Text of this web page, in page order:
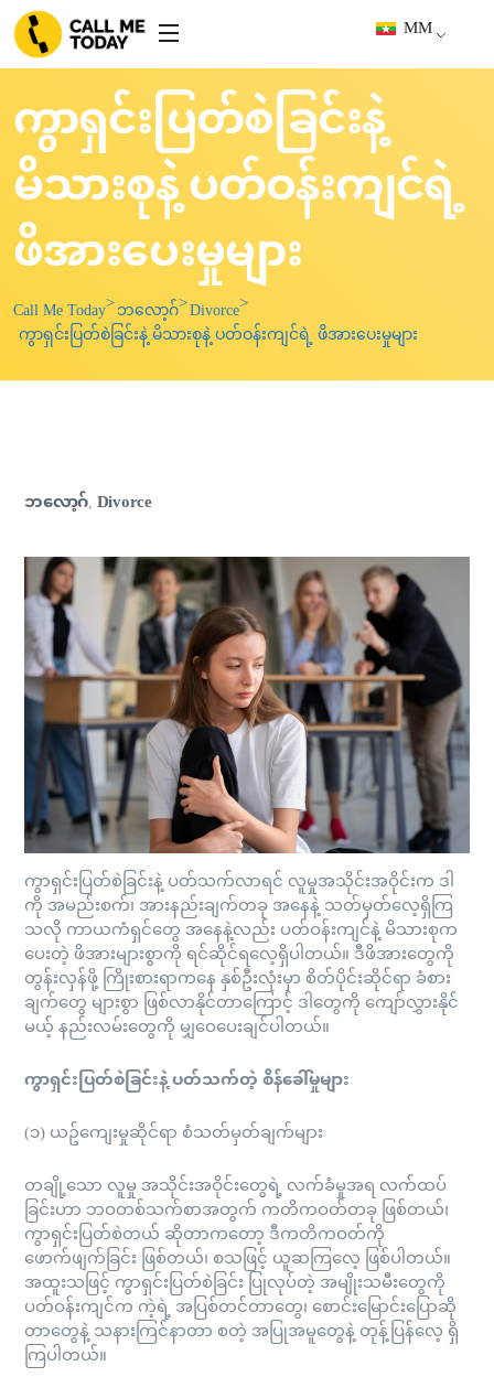
MM
ကွာရှင်းပြတ်စဲခြင်းနဲ့
မိသားစုနဲ့ ပတ်ဝန်းကျင်ရဲ့
ဖိအားပေးမှုများ
Call Me Today ဘလော့ဂ် Divorce
ကွာရှင်းပြတ်စဲခြင်းနဲ့ မိသားစုနဲ့ ပတ်ဝန်းကျင်ရဲ့ ဖိအားပေးမှုများ
ဘလော့ဂ်,Divorce
ကွာရှင်းပြတ်စဲခြင်းနဲ့ ပတ်သက်လာရင် လူမှုအသိုင်းအဝိုင်းက ဒါ
ကို အမည်းစက်၊ အားနည်းချက်တခု အနေနဲ့ သတ်မှတ်လေ့ရှိကြ
သလို ကာယကံရှင်တွေ အနေနဲ့လည်း ပတ်ဝန်းကျင်နဲ့ မိသားစုက
ပေးတဲ့ ဖိအားများစွာကို ရင်ဆိုင်ရလေ့ရှိပါတယ်။ ဒီဖိအားတွေကို
တွန်းလှန်ဖို့ ကြိုးစားရာကနေ နှစ်ဦးလုံးမှာ စိတ်ပိုင်းဆိုင်ရာ ခံစား
ချက်တွေ များစွာ ဖြစ်လာနိုင်တာကြောင့် ဒါတွေကို ကျော်လွှားနိုင်
မယ့် နည်းလမ်းတွေကို မျှဝေပေးချင်ပါတယ်။
ကွာရှင်းပြတ်စဲခြင်းနဲ့ ပတ်သက်တဲ့ စိန်ခေါ်မှုများ
(၁) ယဥ်ကျေးမှုဆိုင်ရာ စံသတ်မှတ်ချက်များ
တချို့သော လူမှု အသိုင်းအဝိုင်းတွေရဲ့ လက်ခံမှုအရ လက်ထပ်
ခြင်းဟာ ဘဝတစ်သက်စာအတွက် ကတိကဝတ်တခု ဖြစ်တယ်၊
ကွာရှင်းပြတ်စဲတယ် ဆိုတာကတော့ ဒီကတိကဝတ်ကို
ဖောက်ဖျက်ခြင်း ဖြစ်တယ်၊ စသဖြင့် ယူဆကြလေ့ ဖြစ်ပါတယ်။
အထူးသဖြင့် ကွာရှင်းပြတ်စဲခြင်း ပြုလုပ်တဲ့ အမျိုးသမီးတွေကို
ပတ်ဝန်းကျင်က ကဲ့ရဲ့ အပြစ်တင်တာတွေ၊ စောင်းမြောင်းပြောဆို
တာတွေနဲ့ သနားကြင်နာတာ စတဲ့ အပြုအမူတွေနဲ့ တုန့်ပြန်လေ့ ရှိ
ကြပါတယ်။